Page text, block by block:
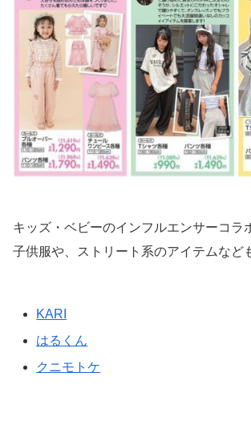
キッズ・ベビーのインフルエンサーコラ
子供服や、ストリート系のアイテムなど
KARI
はるくん
クニモトケ